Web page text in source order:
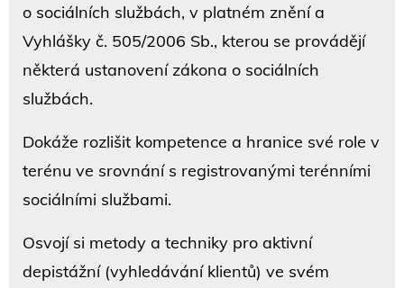
o sociálních službách, v platném znění a
Vyhlášky č. 505/2006 Sb., kterou se provádějí
některá ustanovení zákona o sociálních
službách.
Dokáže rozlišit kompetence a hranice své role v
terénu ve srovnání s registrovanými terénními
sociálními službami.
Osvojí si metody a techniky pro aktivní
depistážní (vyhledávání klientů) ve svém